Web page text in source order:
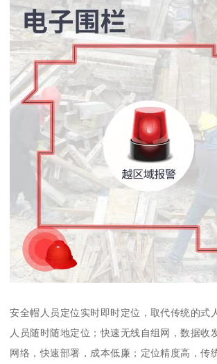
安全帽人员定位实时即时定位，取代传统的式
人员随时随地定位；快速无线自组网，数据收
网络，快速部署，成本低廉；定位精度高，传